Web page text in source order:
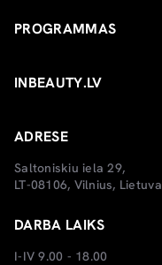
PROGRAMMAS
INBEAUTY.LV
ADRESE
Saltoniskiu iela 29,
LT-08106, Vilnius, Lietuva
DARBA LAIKS
I-IV 9.00 - 18.00